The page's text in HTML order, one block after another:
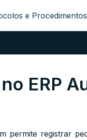
e Procedimentos
ERP
permite registrar